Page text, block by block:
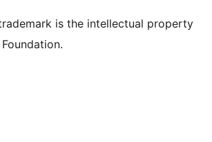
is the intellectual property